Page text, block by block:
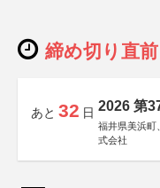
締め切り直
あと 32 日 2026 第
福井県美浜町
式会社